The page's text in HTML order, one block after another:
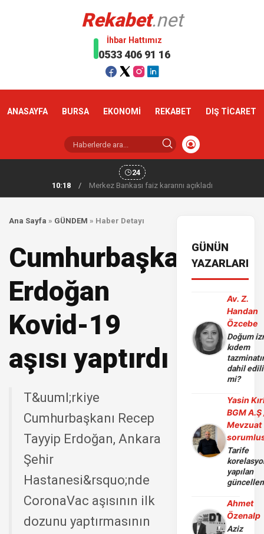
Rekabet.net
İhbar Hattımız
0533 406 91 16
ANASAYFA BURSA EKONOMİ REKABET DIŞ TİCARET
24
10:18
/ Altın haftaya yükselişle başladı
Ana Sayfa » GÜNDEM » Haber Detayı
Cumhurbaşkanı
Erdoğan
Kovid-19
aşısı yaptırdı
T&uuml;rkiye
Cumhurbaşkanı Recep
Tayyip Erdoğan, Ankara
Şehir
Hastanesi&rsquo;nde
CoronaVac aşısının ilk
dozunu yaptırmasının
GÜNÜN
YAZARLARI
Av. Z.
Handan
Özcebe
Doğum
kıdem
dahil
mi?
Yasin
BGM A.Ş
Mevzuat
Tarife
yapılan
Ahmet
Özenalp
Aziz